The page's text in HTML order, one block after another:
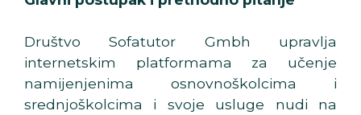
Društvo Sofatutor Gmbh upravlja
internetskim platformama za učenje
namijenjenima osnovnoškolcima i
srednjoškolcima i svoje usluge nudi na